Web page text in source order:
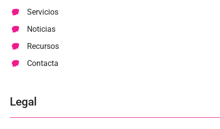
Servicios
Noticias
Recursos
Contacta
Legal